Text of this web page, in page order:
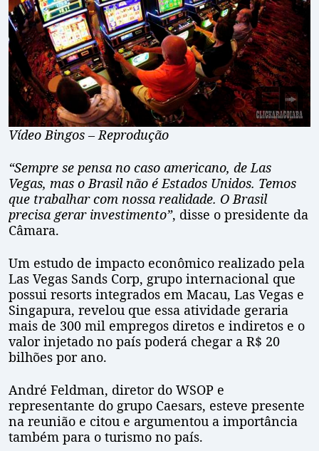
Vídeo Bingos –Reprodução
“Sempre se pensa no caso americano, de Las
Vegas, mas o Brasil não é Estados Unidos. Temos
que trabalhar com nossa realidade. O Brasil
precisa gerar investimento”, disse o presidente da
Câmara.
Um estudo de impacto econômico realizado pela
Las Vegas Sands Corp, grupo internacional que
possui resorts integrados em Macau, Las Vegas e
Singapura, revelou que essa atividade geraria
mais de 300 mil empregos diretos e indiretos e o
valor injetado no país poderá chegar a R$ 20
bilhões por ano.
André Feldman, diretor do WSOP e
representante do grupo Caesars, esteve presente
na reunião e citou e argumentou a importância
também para o turismo no país.